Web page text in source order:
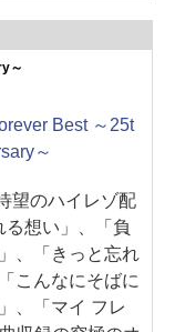
～
Best ～25t
～
望のハイレゾ配
る想い」、「負
、「きっと忘れ
こんなにそばに
、「マイ フレ